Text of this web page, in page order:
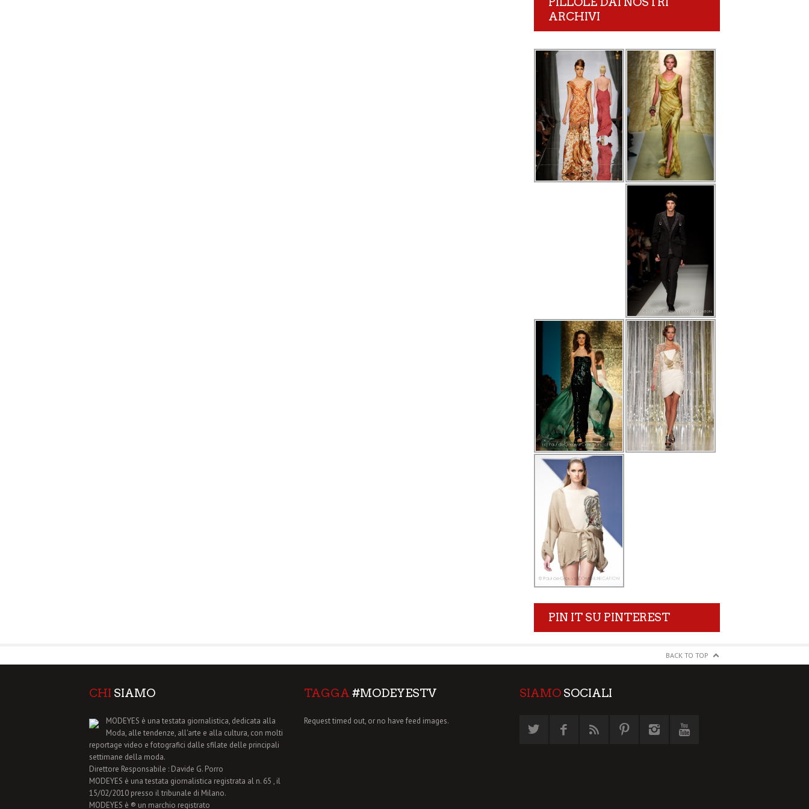
ARCHIVI
PIN IT SU PINTEREST
BACK TO TOP
CHI SIAMO
MODEYES è una testata giornalistica, dedicata alla
Moda, alle tendenze, all'arte e alla cultura, con molti
reportage video e fotografici dalle sfilate delle principali
settimane della moda.
Direttore Responsabile : Davide G. Porro
MODEYES è una testata giornalistica registrata al n. 65 , il
15/02/2010 presso il tribunale di Milano.
MODEYES è ® un marchio registrato
TAGGA #MODEYESTV
Request timed out, or no have feed images.
SIAMOSOCIALI